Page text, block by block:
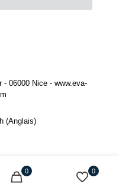
- 06000 Nice - www.eva-
(Anglais)
0 0